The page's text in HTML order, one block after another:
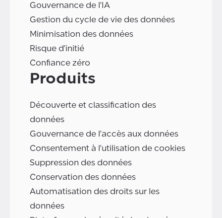
Gouvernance de l'IA
Gestion du cycle de vie des données
Minimisation des données
Risque d'initié
Confiance zéro
Produits
Découverte et classification des
données
Gouvernance de l'accès aux données
Consentement à l'utilisation de cookies
Suppression des données
Conservation des données
Automatisation des droits sur les
données